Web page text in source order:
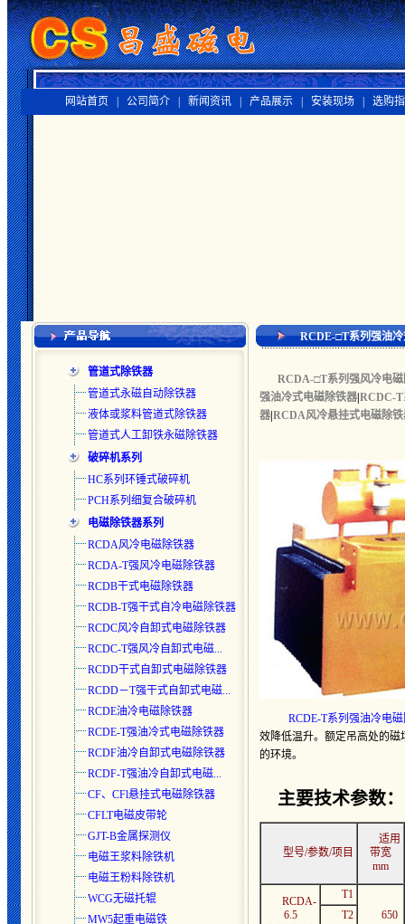
网站首页 | 公司简介 | 新闻资讯 | 产品展示 | 安装现场 | 选购
管道式除铁器
管道式永磁自动除铁器
液体或浆料管道式除铁器
管道式人工卸铁永磁除铁器
破碎机系列
HC系列环锤式破碎机
PCH系列细复合破碎机
电磁除铁器系列
RCDA风冷电磁除铁器
RCDA-T强风冷电磁除铁器
RCDB干式电磁除铁器
RCDB-T强干式自冷电磁除铁器
RCDC风冷自卸式电磁除铁器
RCDC-T强风冷自卸式电磁...
RCDD干式自卸式电磁除铁器
RCDD－T强干式自卸式电磁...
RCDE油冷电磁除铁器
RCDE-T强油冷式电磁除铁器
RCDF油冷自卸式电磁除铁器
RCDF-T强油冷自卸式电磁...
CF、CFl悬挂式电磁除铁器
CFLT电磁皮带轮
GJT-B金属探测仪
电磁王浆料除铁机
电磁王粉料除铁机
WCG无磁托辊
MW5起重电磁铁
RCDE-□T系列强油
RCDA-□T系列强风冷电
强油冷式电磁除铁器 RCDC-T
器 RCDA风冷悬挂式电磁除铁
RCDE-T系列强油冷电
效降低温升。额定吊高处的
的环境。
主要技术参数：
型号/参数/项目
适用
带宽
mm
RCDA-
6.5
T1
650
T2